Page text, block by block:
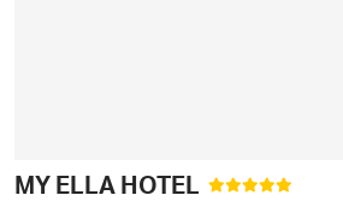
MY ELLA HOTEL